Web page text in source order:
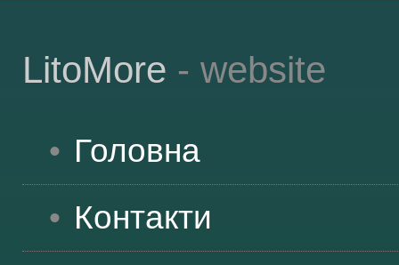
LitoMore - website
Головна
Контакти